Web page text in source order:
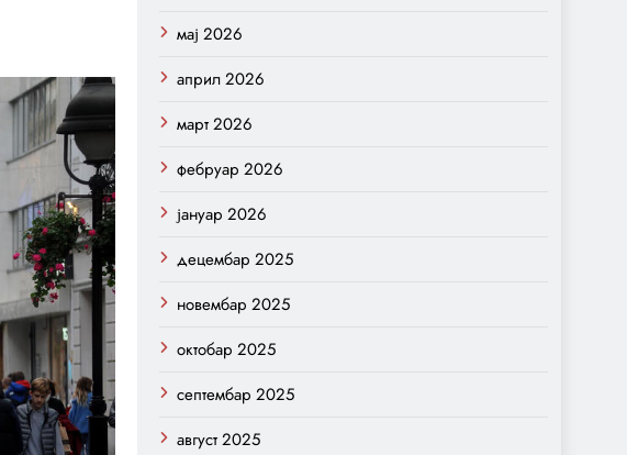
мај 2026
април 2026
март 2026
фебруар 2026
јануар 2026
децембар 2025
новембар 2025
октобар 2025
септембар 2025
август 2025